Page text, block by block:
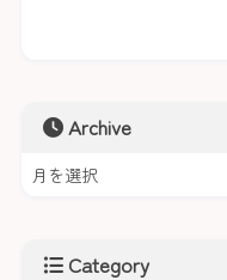
Archive
Category